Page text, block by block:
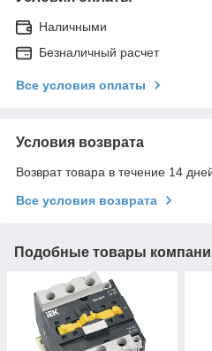
Наличными
Безналичный расчет
Все условия оплаты
Условия возврата
Возврат товара в течение 14
Все условия возврата
Подобные товары